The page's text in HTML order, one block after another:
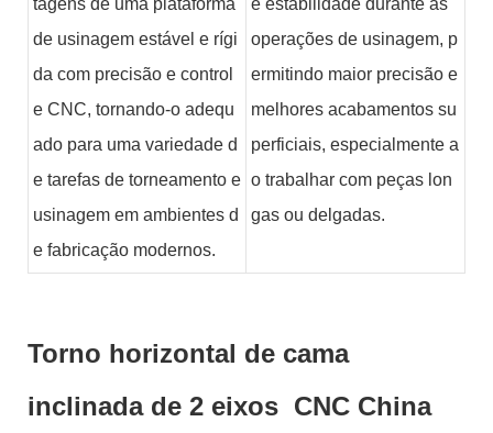
de usinagem estável e rígi
da com precisão e control
e CNC, tornando-o adequ
ado para uma variedade d
e tarefas de torneamento e
usinagem em ambientes d
e fabricação modernos.
operações de usinagem, p
ermitindo maior precisão e
melhores acabamentos su
perficiais, especialmente a
o trabalhar com peças lon
gas ou delgadas.
Torno horizontal de cama
inclinada de 2 eixos CNC China